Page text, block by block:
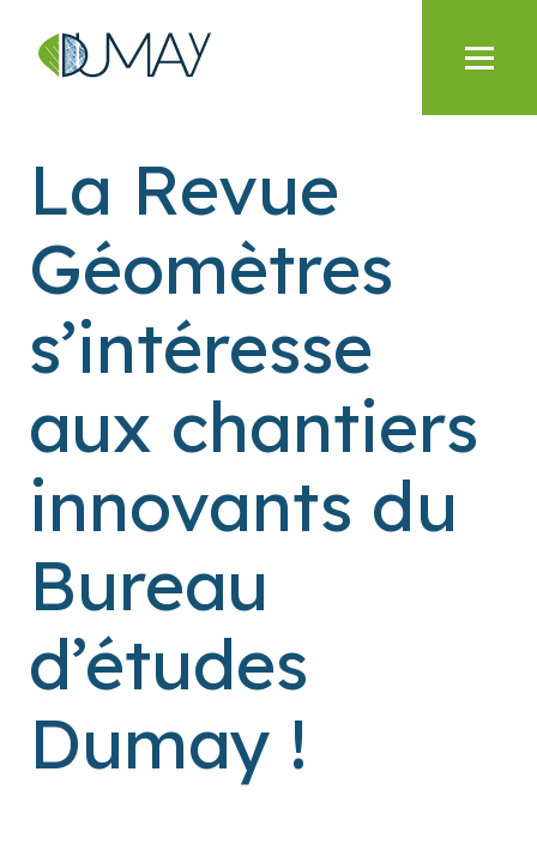
La Revue
Géomètres
s’intéresse
aux chantiers
innovants du
Bureau
d’études
Dumay !